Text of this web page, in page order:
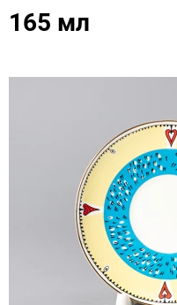
165 мл